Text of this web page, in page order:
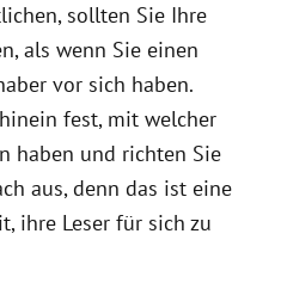
sollten Sie Ihre
als wenn Sie einen
vor sich haben.
fest, mit welcher
haben und richten Sie
aus, denn das ist eine
ihre Leser für sich zu